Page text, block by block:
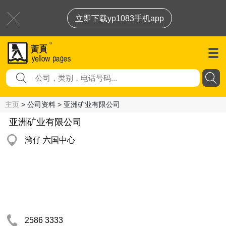
立即下载yp1083手机app
主页 > 公司资料 > 亚洲矿业有限公司
亚洲矿业有限公司
湾仔 六国中心
2586 3333